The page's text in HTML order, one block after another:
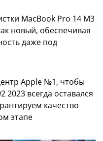
MacBook Pro 14 M3
новый, обеспечивая
даже под
Apple №1, чтобы
2023 всегда оставался
качество
этапе